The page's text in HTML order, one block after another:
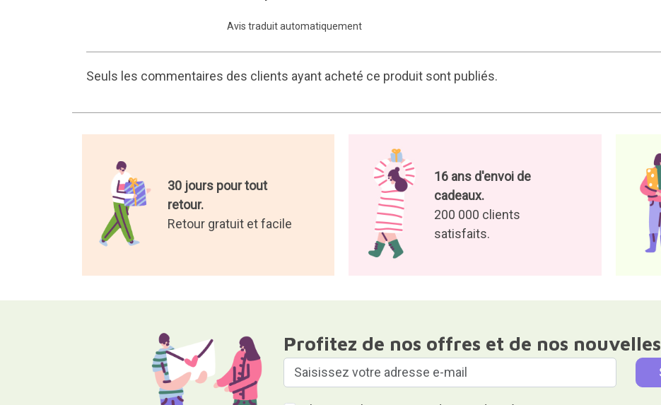
Avis traduit automatiquement
Seuls les commentaires des clients ayant acheté ce produit sont publiés.
30 jours pour tout
retour.
Retour gratuit et facile
16 ans d'envoi de
cadeaux.
200 000 clients
satisfaits.
Profitez de nos offres et de nos nouvelles